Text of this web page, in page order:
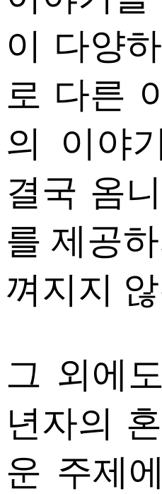
이 다양
로 다른
의 이야
결국 옴
를 제공
껴지지
그 외에
년자의
운 주제